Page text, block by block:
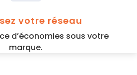
votre réseau
d’économies sous votre
marque.